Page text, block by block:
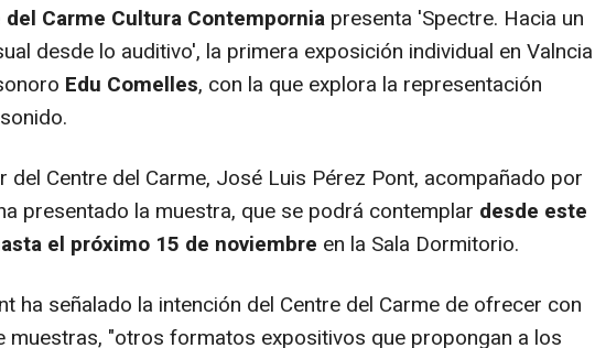
del Carme Cultura Contempornia presenta 'Spectre. Hacia un
desde lo auditivo', la primera exposición individual en Valncia
Edu Comelles, con la que explora la representación
del Centre del Carme, José Luis Pérez Pont, acompañado por
presentado la muestra, que se podrá contemplar desde este
el próximo 15 de noviembre en la Sala Dormitorio.
ha señalado la intención del Centre del Carme de ofrecer con
muestras, "otros formatos expositivos que propongan a los